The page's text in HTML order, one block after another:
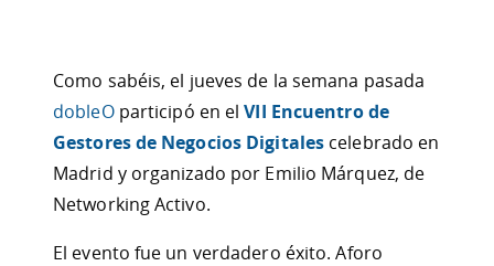
Como sabéis, el jueves de la semana pasada
dobleOparticipó en elVII Encuentro de
Gestores de Negocios Digitales celebrado en
Madrid y organizado por Emilio Márquez, de
Networking Activo.
El evento fue un verdadero éxito. Aforo